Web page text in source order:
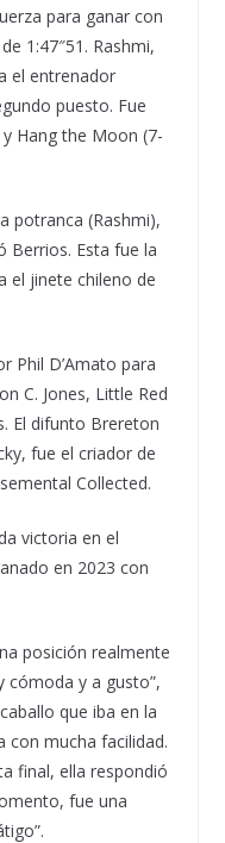
para ganar con
1:47″51. Rashmi,
el entrenador
puesto. Fue
Hang the Moon (7-
potranca (Rashmi),
Berrios. Esta fue la
el jinete chileno de
Phil D’Amato para
C. Jones, Little Red
El difunto Brereton
fue el criador de
Collected.
victoria en el
en 2023 con
posición realmente
cómoda y a gusto”,
que iba en la
con mucha facilidad.
final, ella respondió
fue una